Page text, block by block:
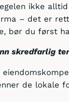
ikke
– det er
bør du først
skredfarlig
de lokale